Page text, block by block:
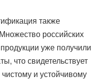
также
российских
уже получили
что свидетельствует
и устойчивому